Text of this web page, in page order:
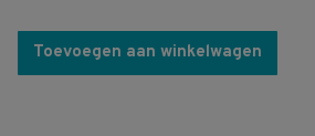
Toevoegen aan winkelwagen